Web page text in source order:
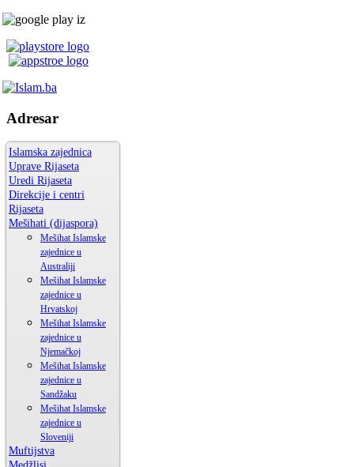
Adresar
Islamska zajednica
Uprave Rijaseta
Uredi Rijaseta
Direkcije i centri
Rijaseta
Mešihati (dijaspora)
Mešihat Islamske
zajednice u
Australiji
Mešihat Islamske
zajednice u
Hrvatskoj
Mešihat Islamske
zajednice u
Njemačkoj
Mešihat Islamske
zajednice u
Sandžaku
Mešihat Islamske
zajednice u
Sloveniji
Muftijstva